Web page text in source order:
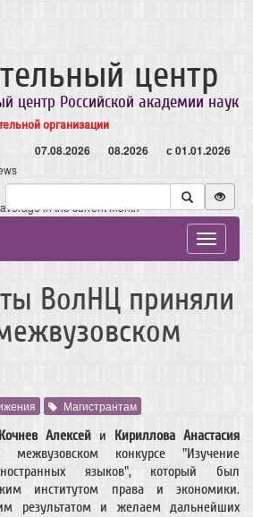
центр
центр Российской академии наук
организации
07.08.2026 08.2026 с 01.01.2026
in the current month
Toggle
ВолНЦ приняли
Магистрантам
Кочнев Алексей и Кириллова Анастасия
конкурсе "Изучение
языков", который был
институтом права и экономики.
результатом и желаем дальнейших